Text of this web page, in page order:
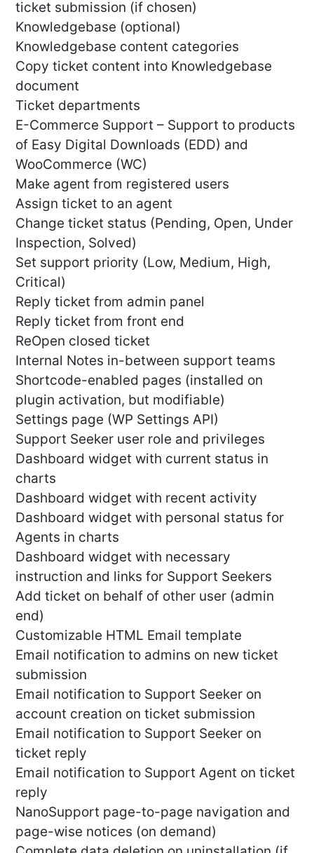
ticket submission (if chosen)
Knowledgebase (optional)
Knowledgebase content categories
Copy ticket content into Knowledgebase
document
Ticket departments
E-Commerce Support – Support to products
of Easy Digital Downloads (EDD) and
WooCommerce (WC)
Make agent from registered users
Assign ticket to an agent
Change ticket status (Pending, Open, Under
Inspection, Solved)
Set support priority (Low, Medium, High,
Critical)
Reply ticket from admin panel
Reply ticket from front end
ReOpen closed ticket
Internal Notes in-between support teams
Shortcode-enabled pages (installed on
plugin activation, but modifiable)
Settings page (WP Settings API)
Support Seeker user role and privileges
Dashboard widget with current status in
charts
Dashboard widget with recent activity
Dashboard widget with personal status for
Agents in charts
Dashboard widget with necessary
instruction and links for Support Seekers
Add ticket on behalf of other user (admin
end)
Customizable HTML Email template
Email notification to admins on new ticket
submission
Email notification to Support Seeker on
account creation on ticket submission
Email notification to Support Seeker on
ticket reply
Email notification to Support Agent on ticket
reply
NanoSupport page-to-page navigation and
page-wise notices (on demand)